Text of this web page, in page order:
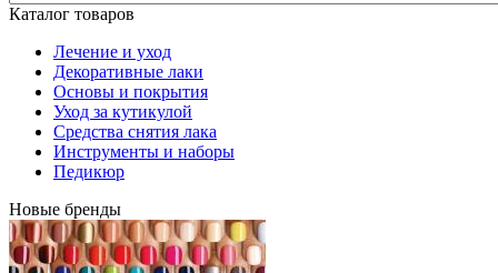
Каталог товаров
Лечение и уход
Декоративные лаки
Основы и покрытия
Уход за кутикулой
Средства снятия лака
Инструменты и наборы
Педикюр
Новые бренды